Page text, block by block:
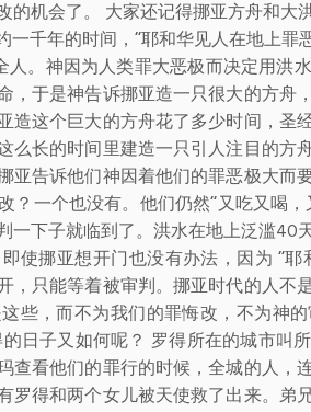
的机会了。 大家还记得挪亚方舟和
千年的时间，“耶和华见人在地上罪
。神因为人类罪大恶极而决定用洪
，于是神告诉挪亚造一只很大的方舟
造这个巨大的方舟花了多少时间，圣
么长的时间里建造一只引人注目的方
亚告诉他们神因着他们的罪恶极大而
一个也没有。他们仍然“又吃又喝
一下子就临到了。洪水在地上泛滥40
使挪亚想开门也没有办法，因为 “耶
，只能等着被审判。挪亚时代的人不
些，而不为我们的罪悔改，不为神
日子又如何呢？ 罗得所在的城市叫
查看他们的罪行的时候，全城的人，
罗得和两个女儿被天使救了出来。弟